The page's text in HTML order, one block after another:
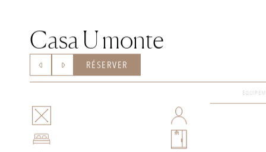
Casa U monte
RÉSERVER